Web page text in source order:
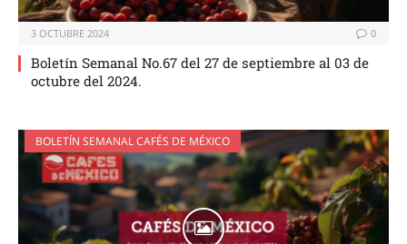
3 OCTUBRE 2024 0
Boletín Semanal No.67 del 27 de septiembre al 03 de
octubre del 2024.
BOLETÍN SEMANAL CAFÉS DE MÉXICO